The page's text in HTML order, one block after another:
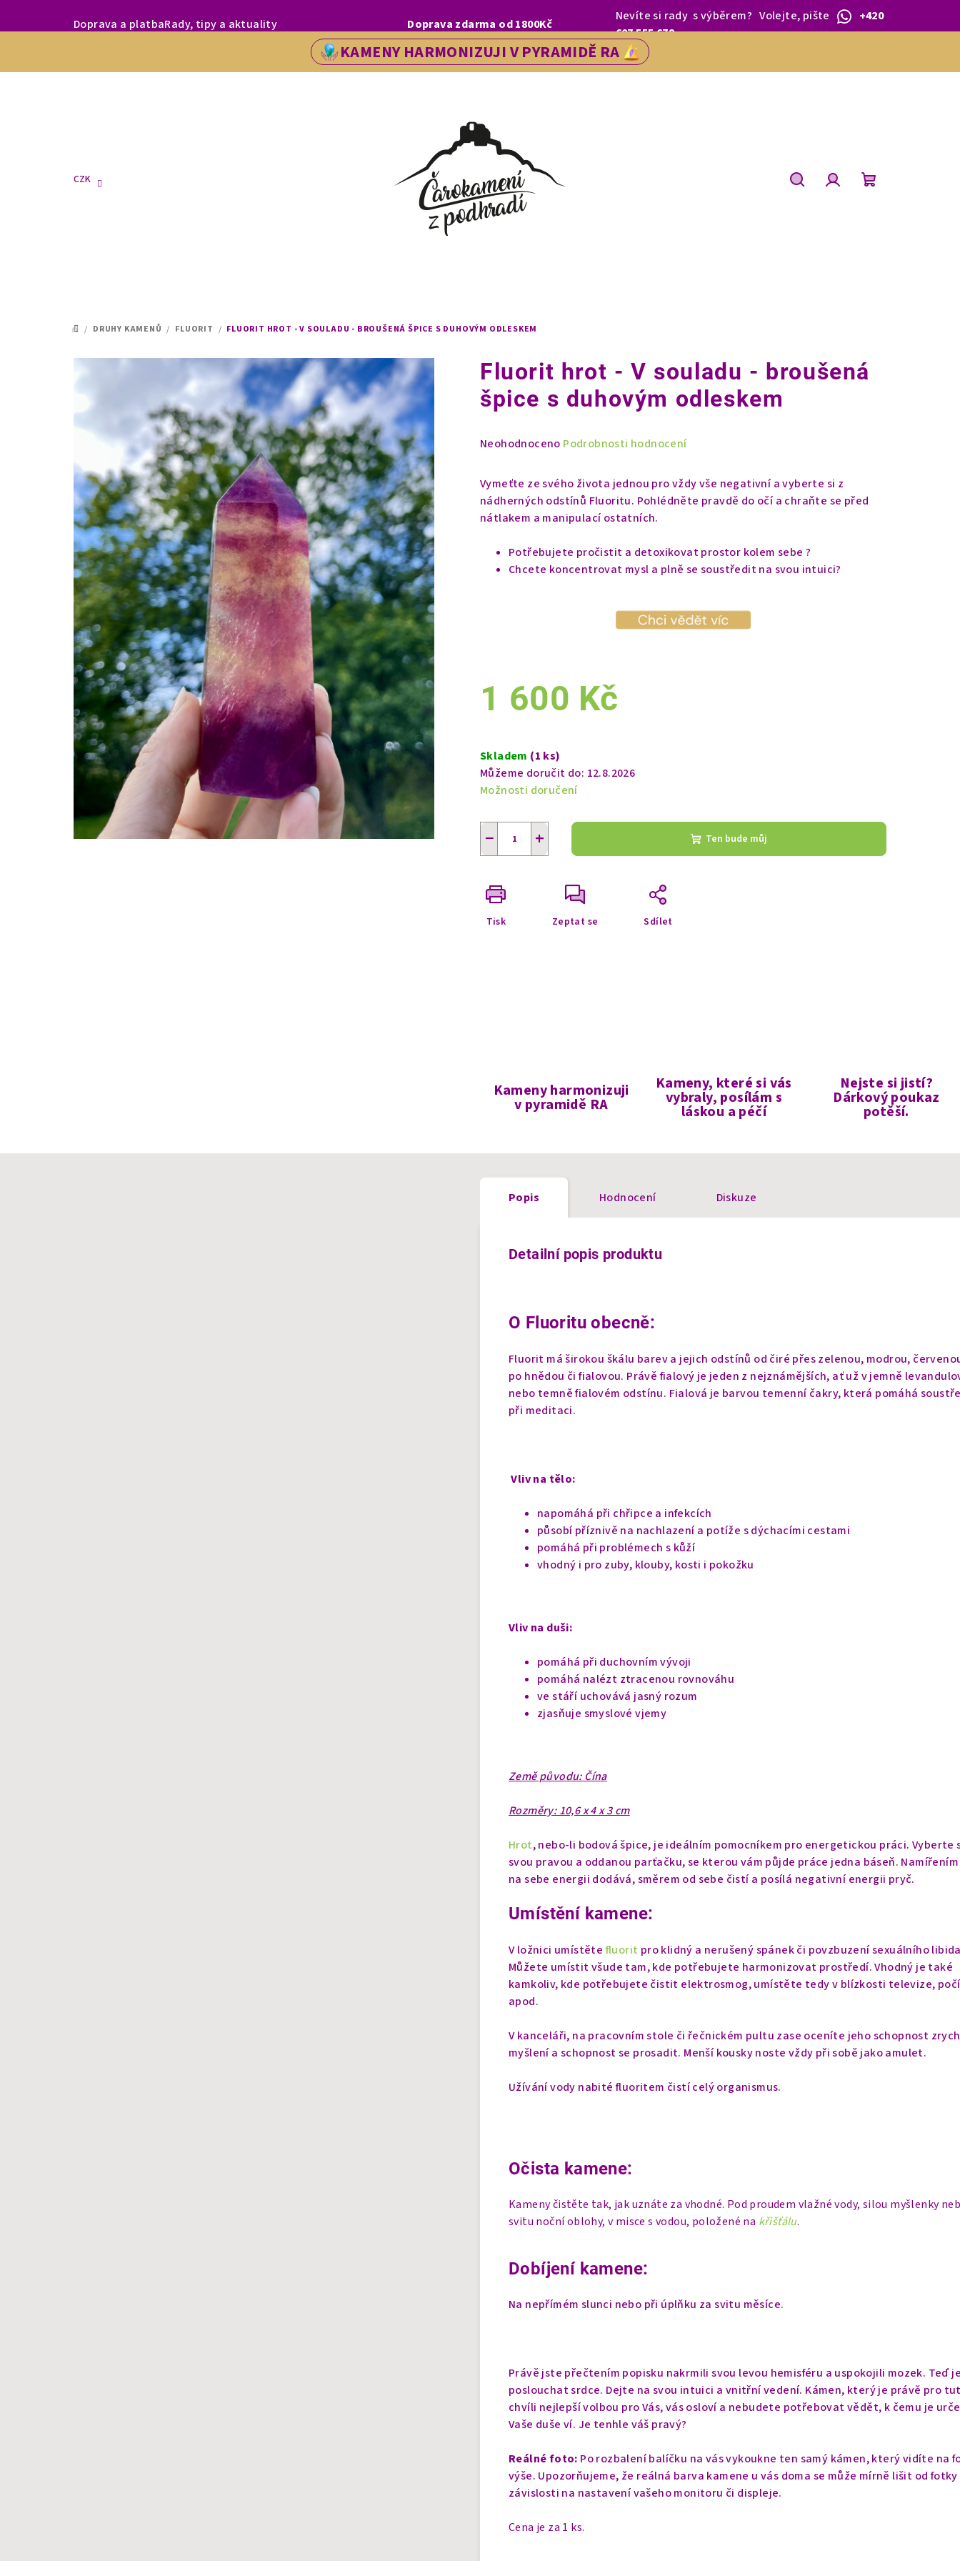
MILÍ ZÁKAZNÍCI, LETOS SE NA VÁS V NAŠÍ PRODEJNĚ V ŘEDHOŠTI BUDEME TĚŠIT OD 1.BŘEZNA.
Doprava a platbaRady, tipy a aktuality Doprava zdarma od 1800Kč
Nevíte si rady s výběrem?Volejte, pište
+420
607 555 679
KAMENY HARMONIZUJI V PYRAMIDĚ RA
CZK
DOMŮ
/ DRUHY KAMENŮ / FLUORIT / FLUORIT HROT - V SOULADU - BROUŠENÁ ŠPICE S DUHOVÝM ODLESKEM
Fluorit hrot - V souladu - broušená
špice s duhovým odleskem
Průměrné
produktu
je
0,0
hvězdiček.
Neohodnoceno Podrobnosti hodnocení
Vymeťte ze svého života jednou pro vždy vše negativní a vyberte si z
nádherných odstínů Fluoritu. Pohlédněte pravdě do očí a chraňte se před
nátlakem a manipulací ostatních.
Potřebujete pročistit a detoxikovat prostor kolem sebe ?
Chcete koncentrovat mysl a plně se soustředit na svou intuici?
1 600 Kč
cena:
Skladem (1 ks)
Můžeme doručit do: 12.8.2026
Možnosti doručení
+
− Ten bude můj
Tisk Zeptat se Sdílet
Kameny harmonizuji
v pyramidě RA
Kameny, které si vás
vybraly, posílám s
láskou a péčí
Nejste si jistí?
Dárkový poukaz
potěší.
Popis Hodnocení Diskuze
Detailní popis produktu
O Fluoritu obecně:
Fluorit má širokou škálu barev a jejich odstínů od čiré přes zelenou, modrou,
po hnědou či fialovou. Právě fialový je jeden z nejznámějších, ať už v jemně
nebo temně fialovém odstínu. Fialová je barvou temenní čakry, která pomáhá
při meditaci.
Vliv na tělo:
napomáhá při chřipce a infekcích
působí příznivě na nachlazení a potíže s dýchacími cestami
pomáhá při problémech s kůží
vhodný i pro zuby, klouby, kosti i pokožku
Vliv na duši:
pomáhá při duchovním vývoji
pomáhá nalézt ztracenou rovnováhu
ve stáří uchovává jasný rozum
zjasňuje smyslové vjemy
Země původu: Čína
Rozměry: 10,6 x 4 x 3 cm
Hrot, nebo-li bodová špice, je ideálním pomocníkem pro energetickou práci. Vyberte
svou pravou a oddanou parťačku, se kterou vám půjde práce jedna báseň.
na sebe energii dodává, směrem od sebe čistí a posílá negativní energii pryč.
Umístění kamene:
V ložnici umístětefluorit pro klidný a nerušený spánek či povzbuzení sexuálního
Můžete umístit všude tam, kde potřebujete harmonizovat prostředí. Vhodný je také
kamkoliv, kde potřebujete čistit elektrosmog, umístěte tedy v blízkosti televize,
apod.
V kanceláři, na pracovním stole či řečnickém pultu zase oceníte jeho schopnost
myšlení a schopnost se prosadit. Menší kousky noste vždy při sobě jako amulet.
Užívání vody nabité fluoritem čistí celý organismus.
Očista kamene:
Kameny čistěte tak, jak uznáte za vhodné. Pod proudem vlažné vody, silou myšlenky
svitu noční oblohy, v misce s vodou, položené na křišťálu.
Dobíjení kamene:
Na nepřímém slunci nebo při úplňku za svitu měsíce.
Právě jste přečtením popisku nakrmili svou levou hemisféru a uspokojili mozek. Teď
poslouchat srdce. Dejte na svou intuici a vnitřní vedení. Kámen, který je právě pro
chvíli nejlepší volbou pro Vás, vás osloví a nebudete potřebovat vědět, k čemu je
Vaše duše ví. Je tenhle váš pravý?
Reálné foto: Po rozbalení balíčku na vás vykoukne ten samý kámen, který vidíte na
výše. Upozorňujeme, že reálná barva kamene u vás doma se může mírně lišit od fotky
závislosti na nastavení vašeho monitoru či displeje.
Cena je za 1 ks.